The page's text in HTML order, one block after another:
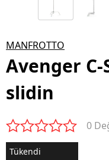
MANFROTTO
Avenger
slidin
0
Tükendi